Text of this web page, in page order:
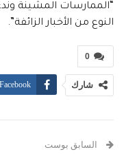
“الممارسات المشينة
النوع من الأخبار الزائفة”.
0
شارك Facebook
السابق بوست